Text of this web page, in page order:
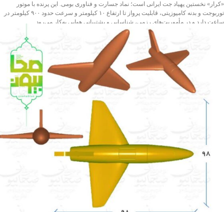
«کرار» نخستین پهپاد جت ایرانی است؛ نماد جسارت و فناوری بومی. این پرنده با موتور
توربوجت و بدنه کامپوزیتی، قابلیت پرواز تا ارتفاع ۱۰ کیلومتر و سرعت حدود ۹۰۰ کیلومتر در
ساعت دارد و در مأموریت‌های رزمی، شناسایی و پشتیبانی هوایی به‌کار می‌رود.
مدل واقعی ساخته شده؛ مناسب برای نمایشگاه‌های دفاع مقدس، موزه‌ها و پروژه‌های
ویژگی‌ها: طراحی جت‌گونه، فرم آیرودینامیک دقیق، و قابلیت رنگ‌آمیزی اختصاصی.
کرار، پرنده‌ای از ایمان و اراده— جلوه‌ای از شعار جاودانۀ «ما می‌توانیم».